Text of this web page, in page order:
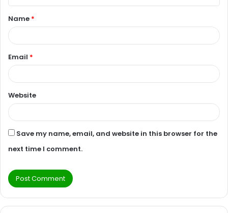
t
*
Name *
Email *
Website
Save my name, email, and website in this browser for the
next time I comment.